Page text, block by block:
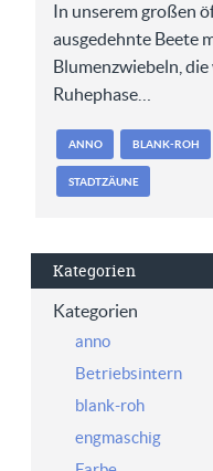
In unserem großen
ausgedehnte Beete
Blumenzwiebeln,
Ruhephase…
ANNO BLANK-ROH
STADTZÄUNE
Kategorien
Kategorien
anno
Betriebsintern
blank-roh
engmaschig